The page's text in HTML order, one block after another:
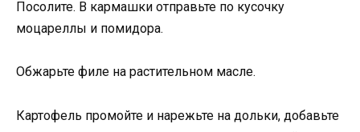
Посолите. В кармашки отправьте по кусочку
моцареллы и помидора.
Обжарьте филе на растительном масле.
Картофель промойте и нарежьте на дольки, добавьте